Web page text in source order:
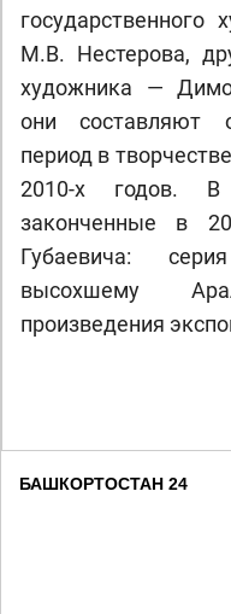
государственного
М.В. Нестерова,
художника —
они составляют
период в
2010-х годов.
законченные в
Губаевича:
высохшему
произведения
БАШКОРТОСТАН 24